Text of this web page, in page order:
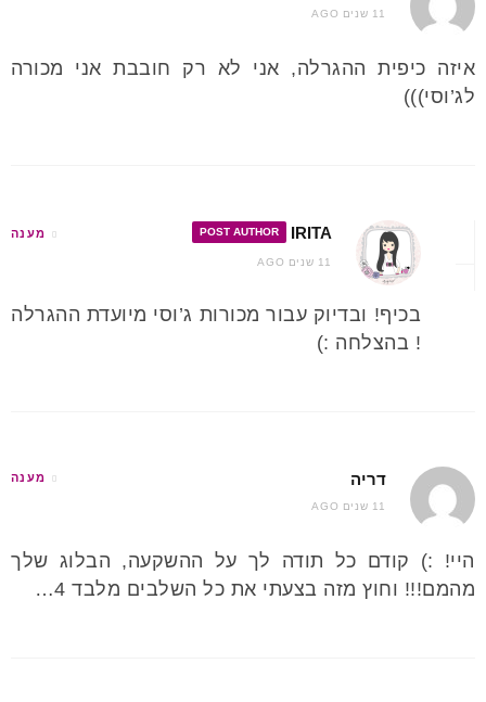
11 שנים AGO
איזה כיפית ההגרלה, אני לא רק חובבת אני מכורה
לג’וסי)))
IRITA
POST AUTHOR
11 שנים AGO
מענה
בכיף! ובדיוק עבור מכורות ג’וסי מיועדת ההגרלה
! בהצלחה :)
דריה
11 שנים AGO
מענה
היי! :) קודם כל תודה לך על ההשקעה, הבלוג שלך
מהמם!!! וחוץ מזה בצעתי את כל השלבים מלבד 4…